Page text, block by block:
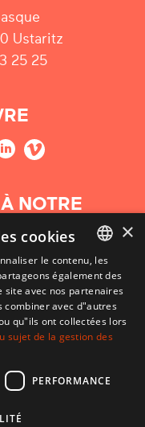
Ustaritz
25 25
NOTRE
S'abonner
BASQUE
FRENCH
×
cookies
le contenu, les
également des
avec nos partenaires
combiner avec d"autres
qu"ils ont collectées lors
sujet de la gestion des
PERFORMANCE